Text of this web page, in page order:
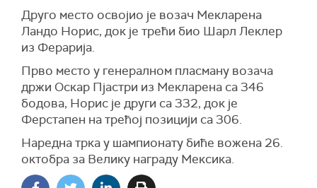
Друго место освојио је возач Мекларена
Ландо Норис, док је трећи био Шарл Леклер
из Ферарија.
Прво место у генералном пласману возача
држи Оскар Пјастри из Мекларена са 346
бодова, Норис је други са 332, док је
Ферстапен на трећој позицији са 306.
Наредна трка у шампионату биће вожена 26.
октобра за Велику награду Мексика.